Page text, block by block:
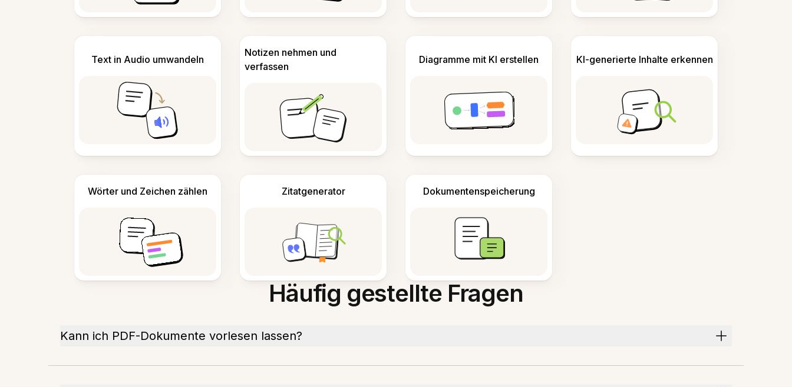
Text in Audio umwandeln
Notizen nehmen und
verfassen
Diagramme mit KI erstellen KI-generierte Inhalte erkennen
Wörter und Zeichen zählen Zitatgenerator Dokumentenspeicherung
Häufig gestellte Fragen
Kann ich PDF-Dokumente vorlesen lassen?